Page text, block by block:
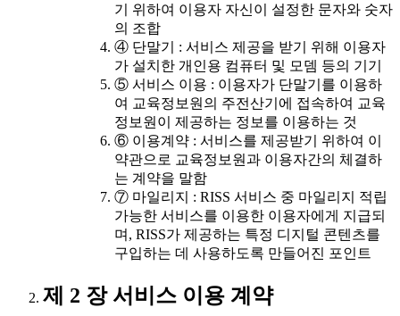
기 위하여 이용자 자신이 설정한 문자와 숫자
의 조합
④ 단말기 : 서비스 제공을 받기 위해 이용자
가 설치한 개인용 컴퓨터 및 모뎀 등의 기기
⑤ 서비스 이용 : 이용자가 단말기를 이용하
여 교육정보원의 주전산기에 접속하여 교육
정보원이 제공하는 정보를 이용하는 것
⑥ 이용계약 : 서비스를 제공받기 위하여 이
약관으로 교육정보원과 이용자간의 체결하
는 계약을 말함
⑦ 마일리지 : RISS 서비스 중 마일리지 적립
가능한 서비스를 이용한 이용자에게 지급되
며, RISS가 제공하는 특정 디지털 콘텐츠를
구입하는 데 사용하도록 만들어진 포인트
제 2 장 서비스 이용 계약